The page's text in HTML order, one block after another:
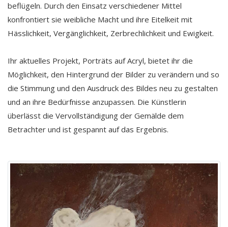
beflügeln. Durch den Einsatz verschiedener Mittel
konfrontiert sie weibliche Macht und ihre Eitelkeit mit
Hässlichkeit, Vergänglichkeit, Zerbrechlichkeit und Ewigkeit.
Ihr aktuelles Projekt, Porträts auf Acryl, bietet ihr die
Möglichkeit, den Hintergrund der Bilder zu verändern und so
die Stimmung und den Ausdruck des Bildes neu zu gestalten
und an ihre Bedürfnisse anzupassen. Die Künstlerin
überlässt die Vervollständigung der Gemälde dem
Betrachter und ist gespannt auf das Ergebnis.